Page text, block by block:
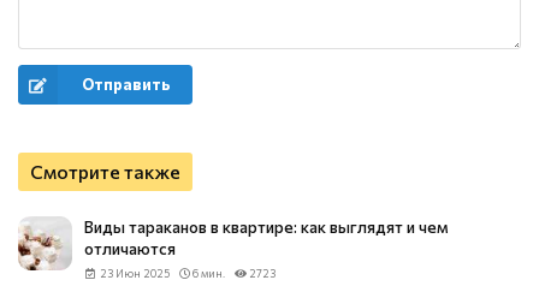
Отправить
Смотрите также
Виды тараканов в квартире: как выглядят и чем
отличаются
23 Июн 2025 6 мин. 2723